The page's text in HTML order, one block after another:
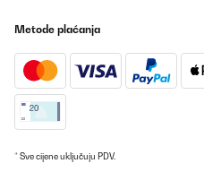
War schnell
Amazon-Benutzer
Metode plaćanja
* Sve cijene uključuju PDV.